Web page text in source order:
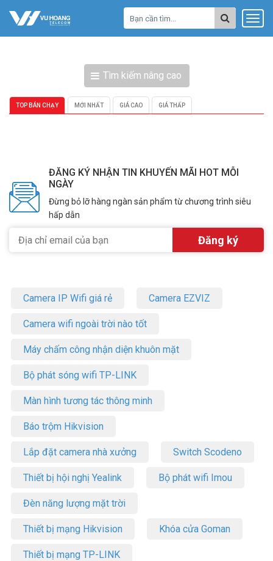
Tìm kiếm nâng cao
TOP BÁN CHẠY MỚI NHẤT GIÁ CAO GIÁ THẤP
ĐĂNG KÝ NHẬN TIN KHUYẾN MÃI HOT MỖI
NGÀY
Đừng bỏ lỡ hàng ngàn sản phẩm từ chương trình siêu
hấp dẫn
Camera IP Wifi giá rẻ Camera EZVIZ
Camera wifi ngoài trời nào tốt
Máy chấm công nhận diện khuôn mặt
Bộ phát sóng wifi TP-LINK
Màn hình tương tác thông minh
Báo trộm Hikvision
Lắp đặt camera nhà xưởng Switch Scodeno
Thiết bị hội nghị Yealink Bộ phát wifi Imou
Đèn năng lượng mặt trời
Thiết bị mạng Hikvision Khóa cửa Goman
Thiết bị mạng TP-LINK